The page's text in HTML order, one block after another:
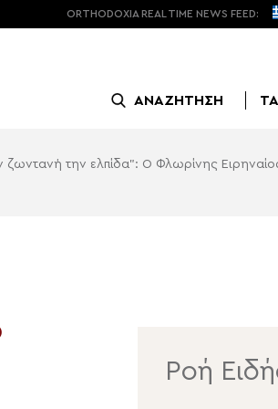
ORTHODOXIA REAL TIME NEWS FEED:
ΑΝΑΖΗΤΗΣΗ
ζωντανή την ελπίδα”: Ο Φλωρίνης
Ροή